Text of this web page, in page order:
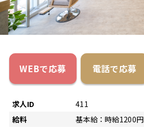
WEBで応募 電話で応募
求人ID
411
給料
基本給：時給1200円